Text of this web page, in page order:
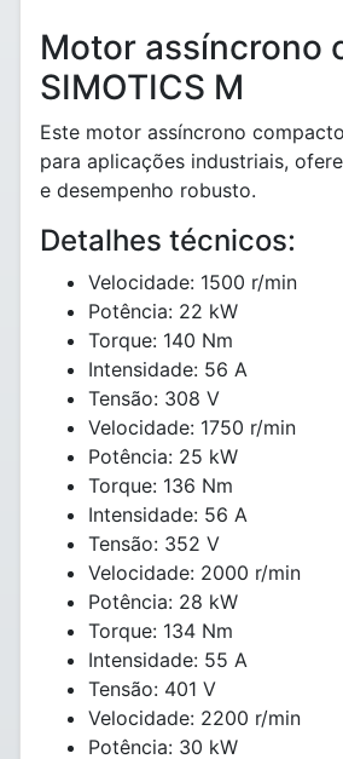
Motor assíncrono
SIMOTICS M
Este motor assíncrono
para aplicações industriais,
e desempenho robusto.
Detalhes técnicos:
Velocidade: 1500 r/min
Potência: 22 kW
Torque: 140 Nm
Intensidade: 56 A
Tensão: 308 V
Velocidade: 1750 r/min
Potência: 25 kW
Torque: 136 Nm
Intensidade: 56 A
Tensão: 352 V
Velocidade: 2000 r/min
Potência: 28 kW
Torque: 134 Nm
Intensidade: 55 A
Tensão: 401 V
Velocidade: 2200 r/min
Potência: 30 kW